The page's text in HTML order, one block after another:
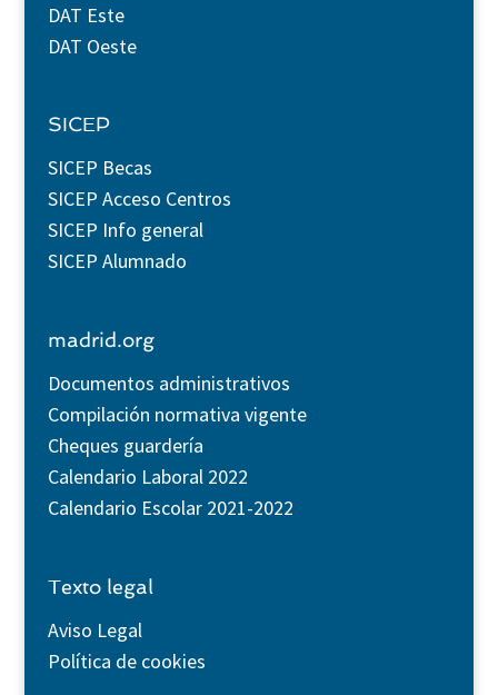
DAT Este
DAT Oeste
SICEP
SICEP Becas
SICEP Acceso Centros
SICEP Info general
SICEP Alumnado
madrid.org
Documentos administrativos
Compilación normativa vigente
Cheques guardería
Calendario Laboral 2022
Calendario Escolar 2021-2022
Texto legal
Aviso Legal
Política de cookies